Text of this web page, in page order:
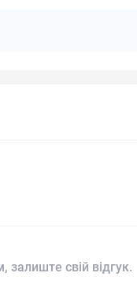
залиште свій відгук.